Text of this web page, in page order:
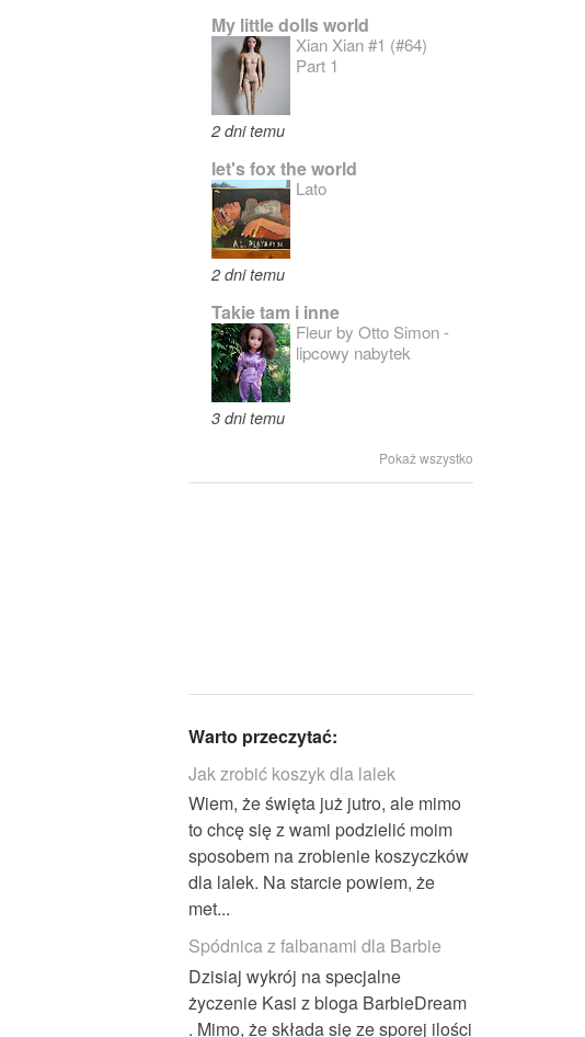
My little dolls world
Xian Xian #1 (#64)
Part 1
2 dni temu
let's fox the world
Lato
2 dni temu
Takie tam i inne
Fleur by Otto Simon -
lipcowy nabytek
3 dni temu
Pokaż wszystko
Warto przeczytać:
Jak zrobić koszyk dla lalek
Wiem, że święta już jutro, ale mimo
to chcę się z wami podzielić moim
sposobem na zrobienie koszyczków
dla lalek. Na starcie powiem, że
met...
Spódnica z falbanami dla Barbie
Dzisiaj wykrój na specjalne
życzenie Kasi z bloga BarbieDream
. Mimo, że składa się ze sporej ilości